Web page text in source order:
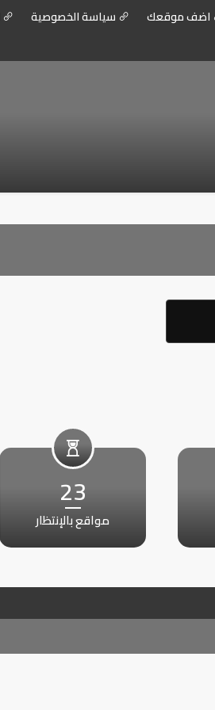
اضف موقعك سياسة الخصوصية
23
مواقع بالإنتظار